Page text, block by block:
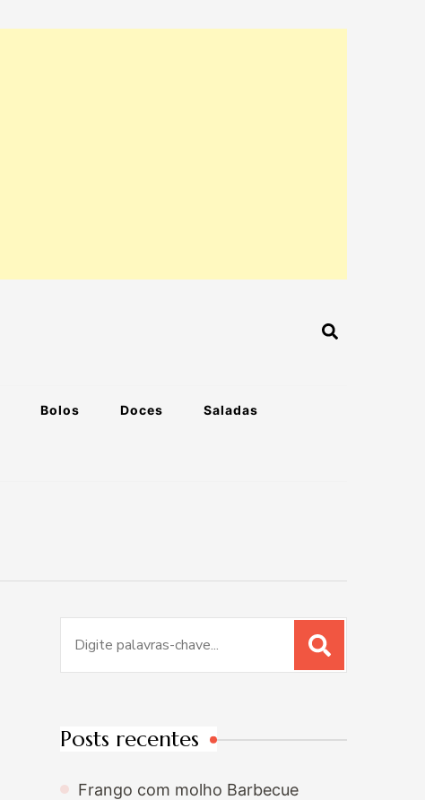
Bolos Doces Saladas
por:
Posts recentes
Frango com molho Barbecue